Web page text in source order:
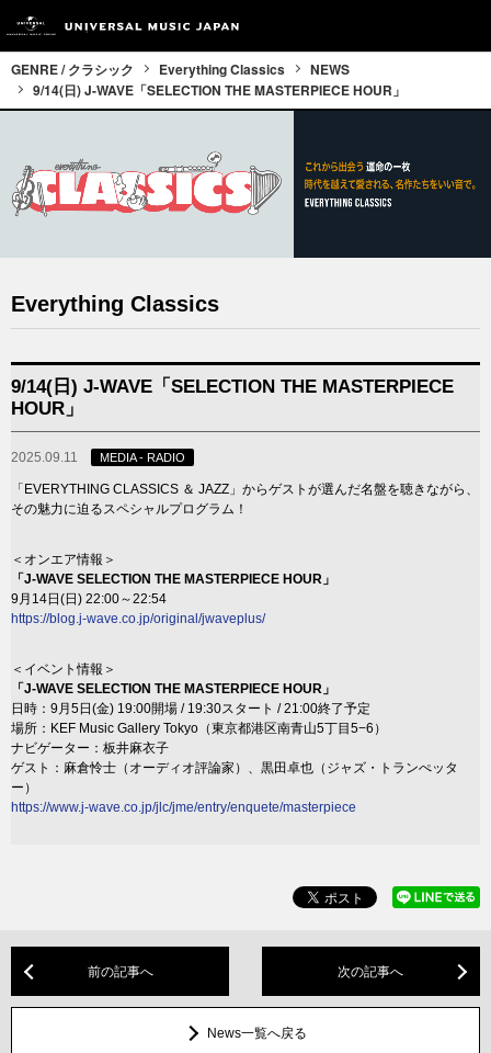
GENRE / クラシック Everything Classics
NEWS
9/14(日) J-WAVE「SELECTION THE MASTERPIECE HOUR」
Everything Classics
9/14(日) J-WAVE「SELECTION THE MASTERPIECE
HOUR」
2025.09.11 MEDIA - RADIO
「EVERYTHING CLASSICS ＆ JAZZ」からゲストが選んだ名盤を聴きながら、
その魅力に迫るスペシャルプログラム！
＜オンエア情報＞
「J-WAVE SELECTION THE MASTERPIECE HOUR」
9月14日(日) 22:00～22:54
https://blog.j-wave.co.jp/original/jwaveplus/
＜イベント情報＞
「J-WAVE SELECTION THE MASTERPIECE HOUR」
日時：9月5日(金) 19:00開場 / 19:30スタート / 21:00終了予定
場所：KEF Music Gallery Tokyo（東京都港区南青山5丁目5−6）
ナビゲーター：板井麻衣子
ゲスト：麻倉怜士（オーディオ評論家）、黒田卓也（ジャズ・トランぺッタ
ー）
https://www.j-wave.co.jp/jlc/jme/entry/enquete/masterpiece
前の記事へ 次の記事へ
News一覧へ戻る